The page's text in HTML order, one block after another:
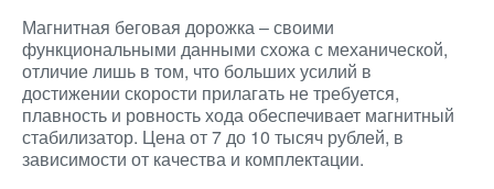
Магнитная беговая дорожка – своими
функциональными данными схожа с механической,
отличие лишь в том, что больших усилий в
достижении скорости прилагать не требуется,
плавность и ровность хода обеспечивает магнитный
стабилизатор. Цена от 7 до 10 тысяч рублей, в
зависимости от качества и комплектации.